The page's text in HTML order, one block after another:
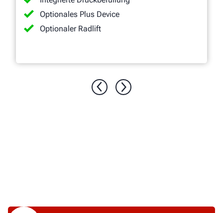
Optionales Plus Device
Optionaler Radlift